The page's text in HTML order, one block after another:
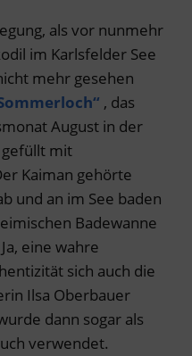
als vor nunmehr
im Karlsfelder See
mehr gesehen
, das
August in der
gefüllt mit
Kaiman gehörte
und an im See baden
Badewanne
eine wahre
sich auch die
Ilsa Oberbauer
dann sogar als
verwendet.